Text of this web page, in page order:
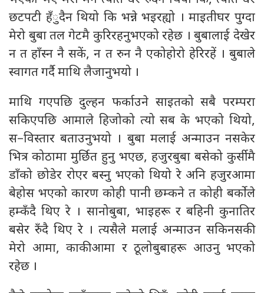
छटपटी हँुदैन थियो कि भन्ने भइरह्यो । माइतीघर पुग्दा
मेरो बुबा तल गेटमै कुरिरहनुभएको रहेछ । बुबालाई देखेर
न त हाँस्न नै सकें, न त रुन नै एकोहोरो हेरिरहें । बुबाले
स्वागत गर्दै माथि लैजानुभयो ।
माथि गएपछि दुल्हन फर्काउने साइतको सबै परम्परा
सकिएपछि आमाले हिजोको त्यो सब के भएको थियो,
स–विस्तार बताउनुभयो । बुबा मलाई अन्माउन नसकेर
भित्र कोठामा मुर्छित हुनु भएछ, हजुरबुबा बसेको कुर्सीमै
डाँको छोडेर रोएर बस्नु भएको थियो रे अनि हजुरआमा
बेहोस भएको कारण कोही पानी छम्कने त कोही बर्कोले
हम्कँदै थिए रे । सानोबुबा, भाइहरू र बहिनी कुनातिर
बसेर रुँदै थिए रे । त्यसैले मलाई अन्माउन सकिनसकी
मेरो आमा, काकीआमा र ठूलोबुबाहरू आउनु भएको
रहेछ ।